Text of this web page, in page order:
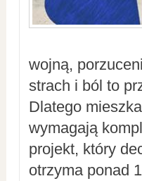
wojną,
strach i ból to
Dlatego
wymagają
projekt, który
otrzyma ponad